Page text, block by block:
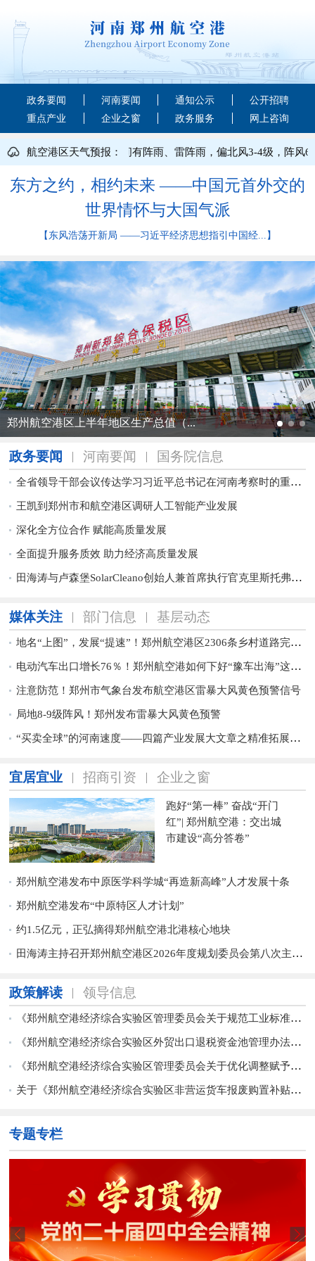
政务要闻 河南要闻 通知公示
公开招聘
重点产业
企业之窗 政务服务 网上咨询
航空港区天气预报：
10日：晴天转多云，夜间有阵雨、雷阵雨，偏北风3-4级，阵风
东方之约，相约未来 ——中国元首外交的
世界情怀与大国气派
【东风浩荡开新局 ——习近平经济思想指引中国经...】
郑州航空港区上半年地区生产总值（...
政务要闻 河南要闻 国务院信息
全省领导干部会议传达学习习近平总书记在河南考察时的重要讲话精神
王凯到郑州市和航空港区调研人工智能产业发展
深化全方位合作 赋能高质量发展
全面提升服务质效 助力经济高质量发展
田海涛与卢森堡SolarCleano创始人兼首席执行官克里斯托弗·蒂默曼斯举行工作会谈
媒体关注 部门信息 基层动态
地名“上图”，发展“提速”！郑州航空港区2306条乡村道路完成标准化命名
电动汽车出口增长76％！郑州航空港如何下好“豫车出海”这盘大棋？
注意防范！郑州市气象台发布航空港区雷暴大风黄色预警信号
局地8-9级阵风！郑州发布雷暴大风黄色预警
“买卖全球”的河南速度——四篇产业发展大文章之精准拓展“外字号”
宜居宜业 招商引资 企业之窗
跑好“第一棒” 奋战“开门
红”| 郑州航空港：交出城
市建设“高分答卷”
郑州航空港发布中原医学科学城“再造新高峰”人才发展十条
郑州航空港发布“中原特区人才计划”
约1.5亿元，正弘摘得郑州航空港北港核心地块
田海涛主持召开郑州航空港区2026年度规划委员会第八次主任会议
政策解读 领导信息
《郑州航空港经济综合实验区管理委员会关于规范工业标准厂房分割及分割转让登记的实施意见（试行）》政策解读
《郑州航空港经济综合实验区外贸出口退税资金池管理办法（试行）》政策解读
《郑州航空港经济综合实验区管理委员会关于优化调整赋予乡镇行政处罚权的通知》政策解读
关于《郑州航空港经济综合实验区非营运货车报废购置补贴实施方案》《郑州航空港经济综合实验区非道路移动机械淘汰更新补贴实施方案》和《郑州航空港经济综合实验区纯电动重型卡车更新替代实施方案》的政策解读
专题专栏